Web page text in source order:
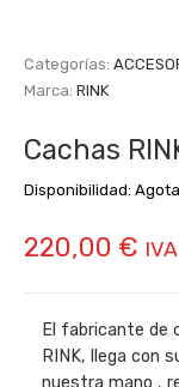
Categorías:
Marca: RINK
Cachas
Disponibilidad:
220,00 €
El fabricante de
RINK, llega con
nuestra mano ,